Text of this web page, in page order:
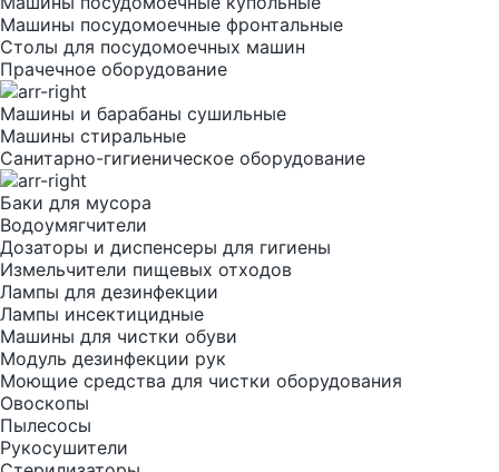
Машины посудомоечные фронтальные
Столы для посудомоечных машин
Прачечное оборудование
Машины и барабаны сушильные
Машины стиральные
Санитарно-гигиеническое оборудование
Баки для мусора
Водоумягчители
Дозаторы и диспенсеры для гигиены
Измельчители пищевых отходов
Лампы для дезинфекции
Лампы инсектицидные
Машины для чистки обуви
Модуль дезинфекции рук
Моющие средства для чистки оборудования
Овоскопы
Пылесосы
Рукосушители